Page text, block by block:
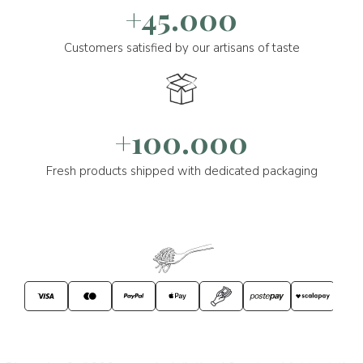
+45.000
Customers satisfied by our artisans of taste
+100.000
Fresh products shipped with dedicated packaging